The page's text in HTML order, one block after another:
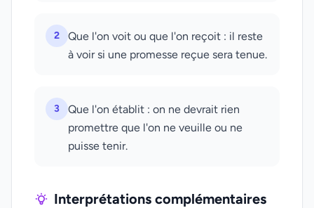
2
Que l'on voit ou que l'on reçoit : il reste
à voir si une promesse reçue sera tenue.
3
Que l'on établit : on ne devrait rien
promettre que l'on ne veuille ou ne
puisse tenir.
Interprétations complémentaires